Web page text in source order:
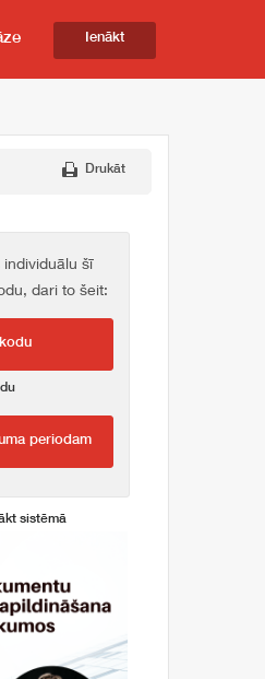
Ienākt
Drukāt
individuālu šī
dari to šeit:
periodam
sistēmā